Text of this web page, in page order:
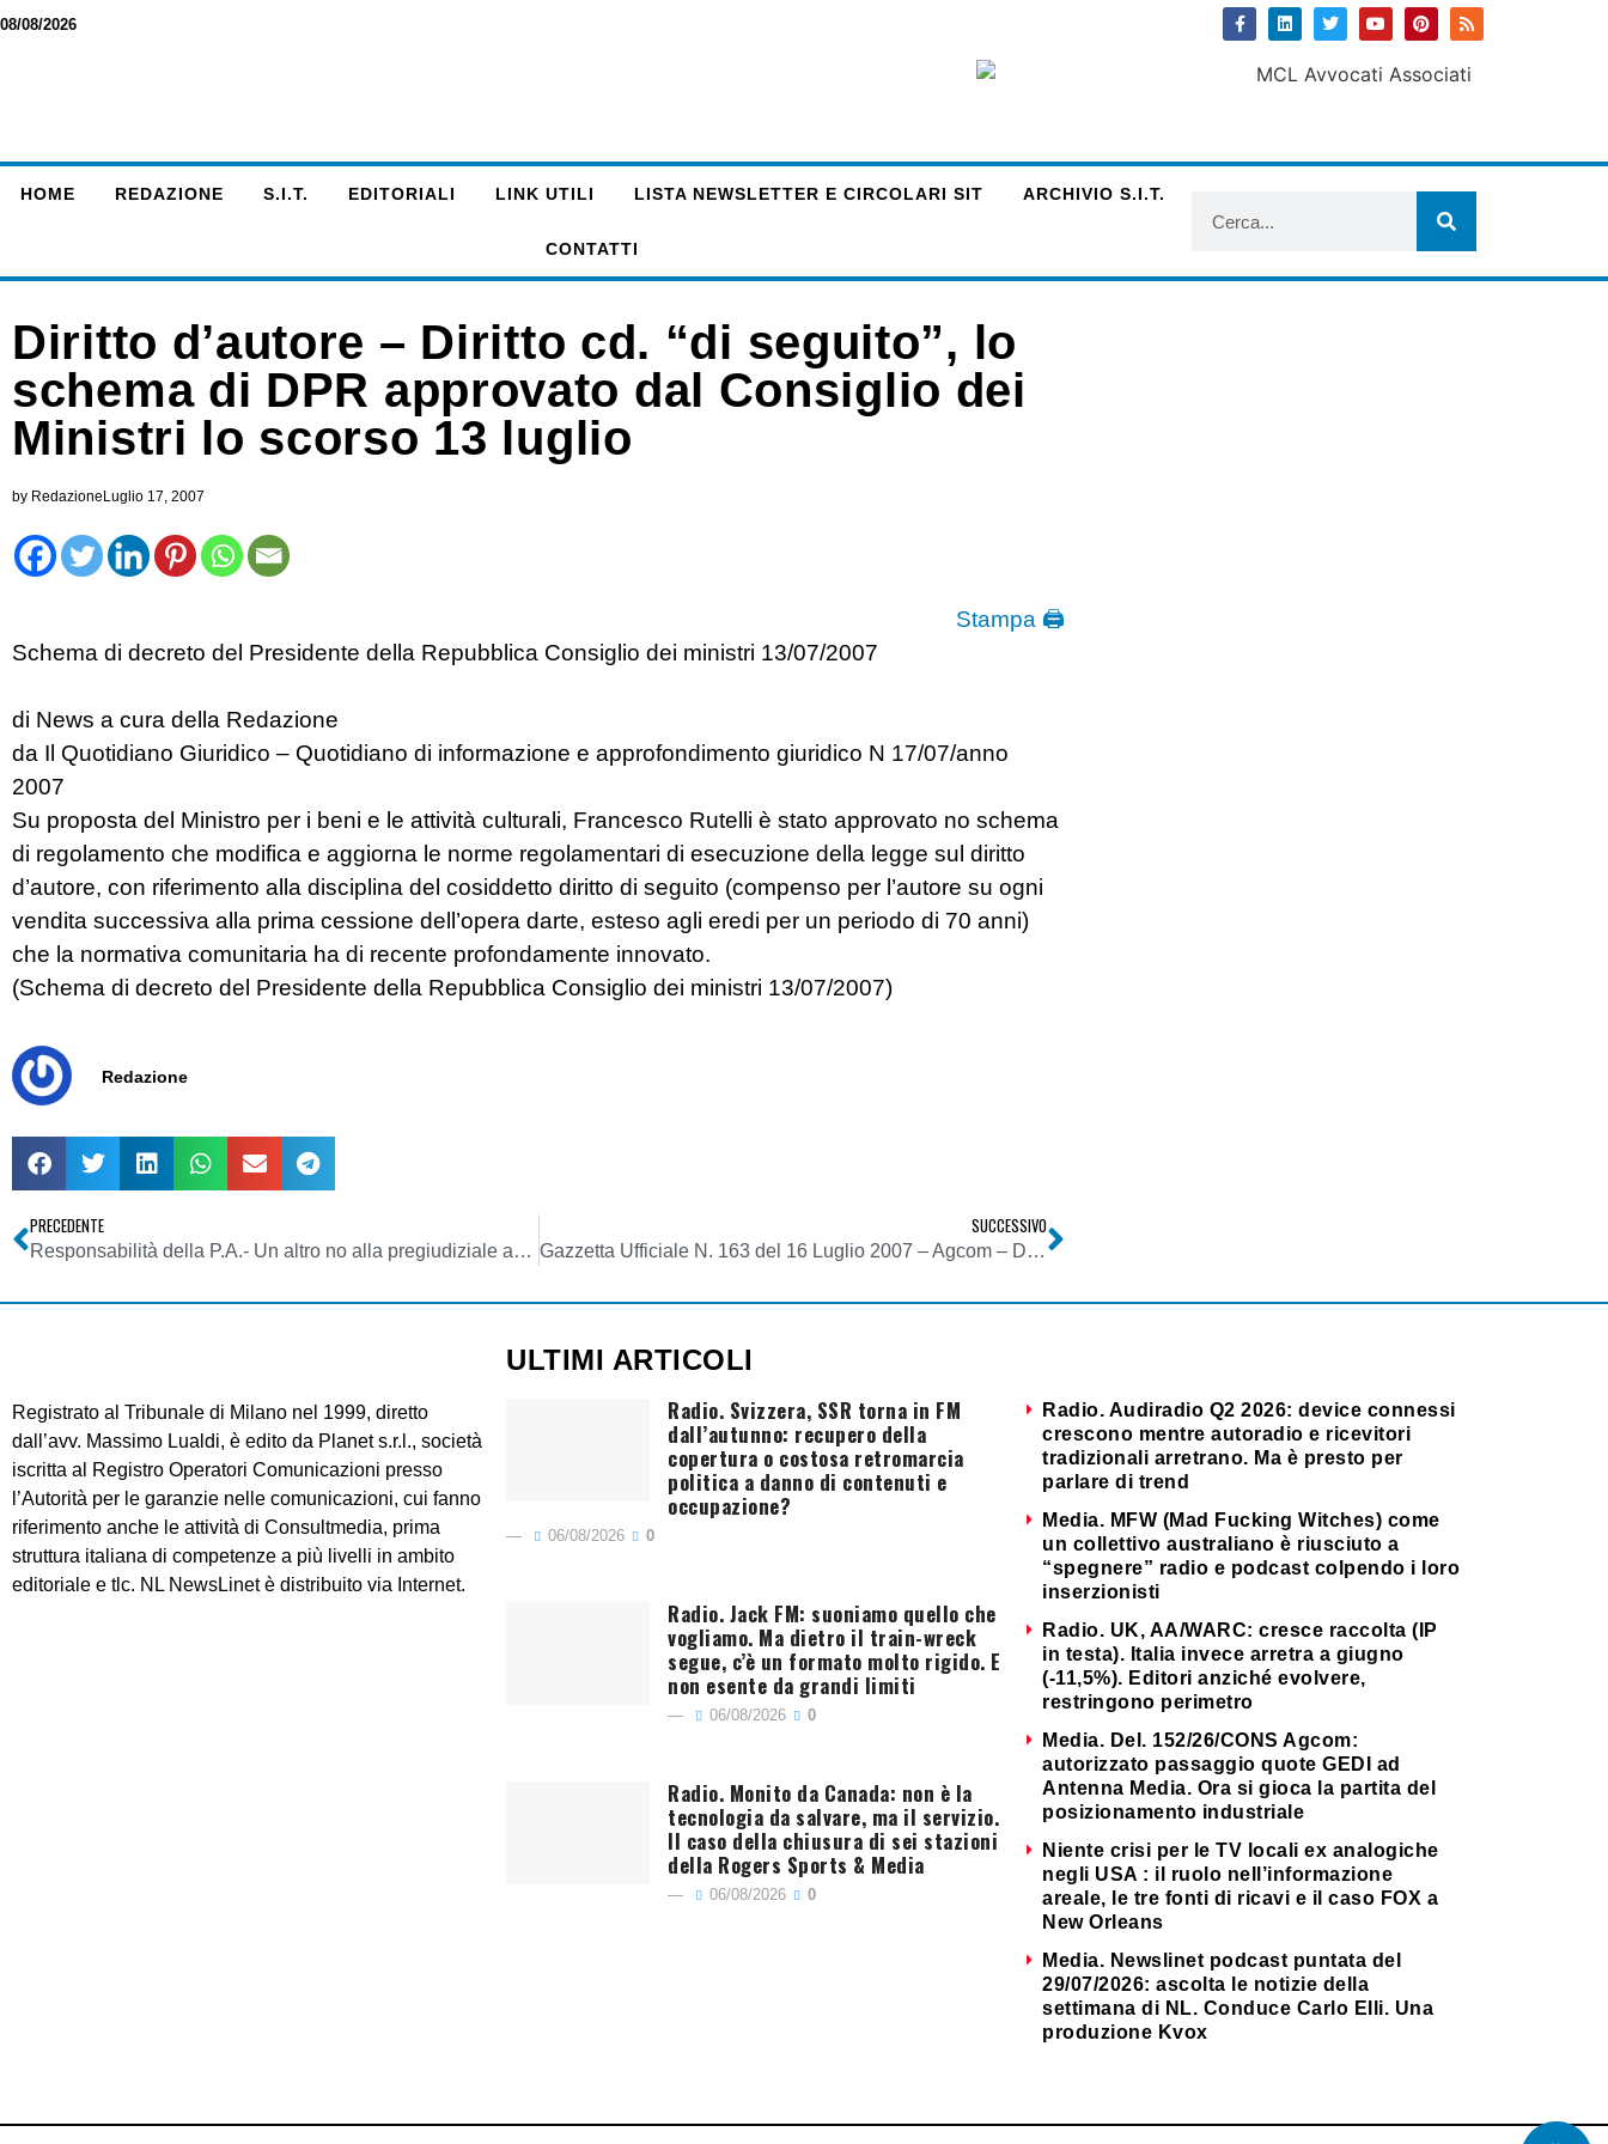
08/08/2026
HOME REDAZIONE S.I.T. EDITORIALI LINK UTILI LISTA NEWSLETTER E CIRCOLARI SIT ARCHIVIO S.I.T.
CONTATTI
Diritto d’autore – Diritto cd. “di seguito”, lo
schema di DPR approvato dal Consiglio dei
Ministri lo scorso 13 luglio
by Redazione Luglio 17, 2007
Stampa 🖨
Schema di decreto del Presidente della Repubblica Consiglio dei ministri 13/07/2007
di News a cura della Redazione
da Il Quotidiano Giuridico – Quotidiano di informazione e approfondimento giuridico N 17/07/anno
2007
Su proposta del Ministro per i beni e le attività culturali, Francesco Rutelli è stato approvato no schema
di regolamento che modifica e aggiorna le norme regolamentari di esecuzione della legge sul diritto
d’autore, con riferimento alla disciplina del cosiddetto diritto di seguito (compenso per l’autore su ogni
vendita successiva alla prima cessione dell’opera darte, esteso agli eredi per un periodo di 70 anni)
che la normativa comunitaria ha di recente profondamente innovato.
(Schema di decreto del Presidente della Repubblica Consiglio dei ministri 13/07/2007)
Redazione
PRECEDENTE
Responsabilità della P.A.- Un altro no alla pregiudiziale amministrativa
SUCCESSIVO
Gazzetta Ufficiale N. 163 del 16 Luglio 2007 – Agcom – Deliberazione 24 Maggio 2007
Registrato al Tribunale di Milano nel 1999, diretto
dall’avv. Massimo Lualdi, è edito da Planet s.r.l., società
iscritta al Registro Operatori Comunicazioni presso
l’Autorità per le garanzie nelle comunicazioni, cui fanno
riferimento anche le attività di Consultmedia, prima
struttura italiana di competenze a più livelli in ambito
editoriale e tlc. NL NewsLinet è distribuito via Internet.
ULTIMI ARTICOLI
Radio. Svizzera, SSR torna in FM
dall’autunno: recupero della
copertura o costosa retromarcia
politica a danno di contenuti e
occupazione?
06/08/2026 0
Radio. Jack FM: suoniamo quello che
vogliamo. Ma dietro il train-wreck
segue, c’è un formato molto rigido. E
non esente da grandi limiti
06/08/2026 0
Radio. Monito da Canada: non è la
tecnologia da salvare, ma il servizio.
Il caso della chiusura di sei stazioni
della Rogers Sports & Media
06/08/2026 0
Radio. Audiradio Q2 2026: device connessi
crescono mentre autoradio e ricevitori
tradizionali arretrano. Ma è presto per
parlare di trend
Media. MFW (Mad Fucking Witches) come
un collettivo australiano è riusciuto a
“spegnere” radio e podcast colpendo i loro
inserzionisti
Radio. UK, AA/WARC: cresce raccolta (IP
in testa). Italia invece arretra a giugno
(-11,5%). Editori anziché evolvere,
restringono perimetro
Media. Del. 152/26/CONS Agcom:
autorizzato passaggio quote GEDI ad
Antenna Media. Ora si gioca la partita del
posizionamento industriale
Niente crisi per le TV locali ex analogiche
negli USA : il ruolo nell’informazione
areale, le tre fonti di ricavi e il caso FOX a
New Orleans
Media. Newslinet podcast puntata del
29/07/2026: ascolta le notizie della
settimana di NL. Conduce Carlo Elli. Una
produzione Kvox